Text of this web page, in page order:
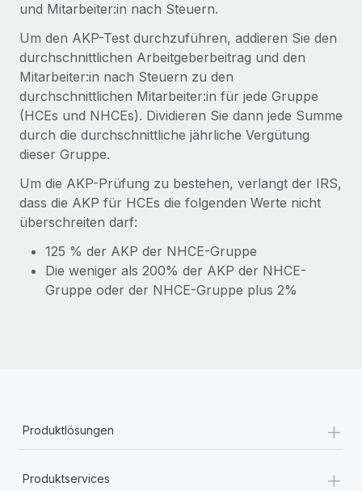
und Mitarbeiter:in nach Steuern.
Um den AKP-Test durchzuführen, addieren Sie den
durchschnittlichen Arbeitgeberbeitrag und den
Mitarbeiter:in nach Steuern zu den
durchschnittlichen Mitarbeiter:in für jede Gruppe
(HCEs und NHCEs). Dividieren Sie dann jede Summe
durch die durchschnittliche jährliche Vergütung
dieser Gruppe.
Um die AKP-Prüfung zu bestehen, verlangt der IRS,
dass die AKP für HCEs die folgenden Werte nicht
überschreiten darf:
125 % der AKP der NHCE-Gruppe
Die weniger als 200% der AKP der NHCE-
Gruppe oder der NHCE-Gruppe plus 2%
Produktlösungen +
Produktservices +